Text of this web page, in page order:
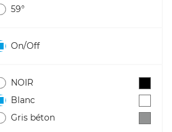
59°
On/Off
NOIR
Blanc
Gris béton